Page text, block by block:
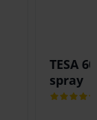
TESA
spray